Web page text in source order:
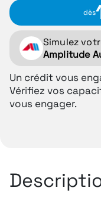
dès
Simulez
Amplitude
Un crédit vous
Vérifiez vos
vous engager.